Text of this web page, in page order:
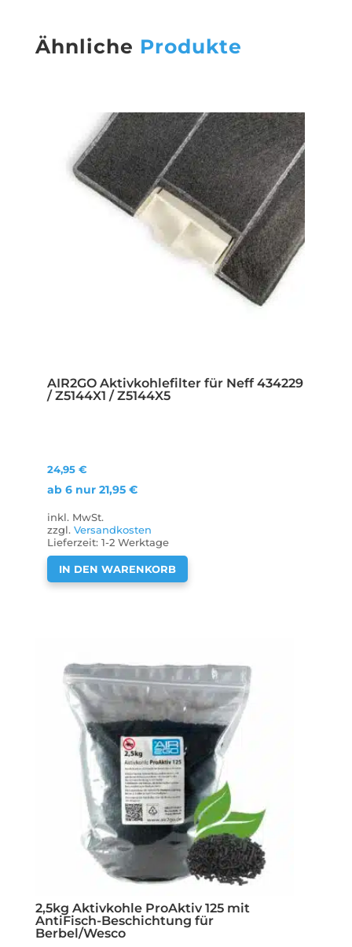
Ähnliche Produkte
AIR2GO Aktivkohlefilter für Neff 434229
/ Z5144X1 / Z5144X5
24,95 €
ab 6 nur 21,95 €
inkl. MwSt.
zzgl. Versandkosten
Lieferzeit: 1-2 Werktage
IN DEN WARENKORB
2,5kg Aktivkohle ProAktiv 125 mit
AntiFisch-Beschichtung für
Berbel/Wesco